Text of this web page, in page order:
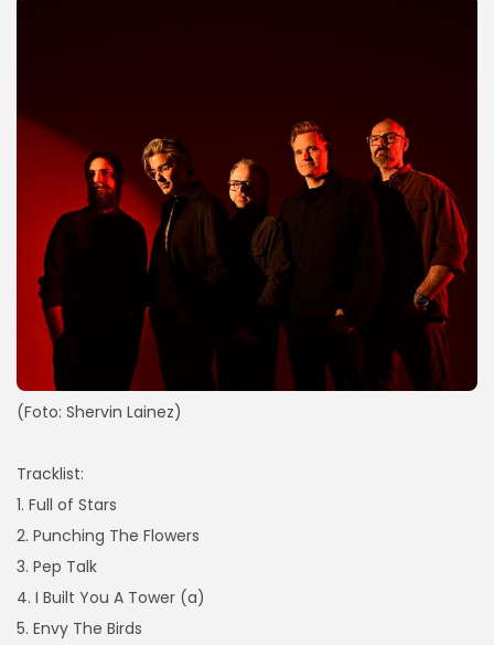
(Foto: Shervin Lainez)
Tracklist:
1. Full of Stars
2. Punching The Flowers
3. Pep Talk
4. I Built You A Tower (a)
5. Envy The Birds